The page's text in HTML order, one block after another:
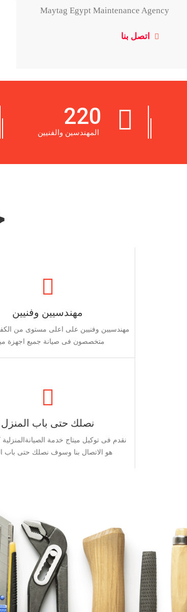
Maytag Egypt Maintenance Agency
220
المهندسين والفنيين
مهندسيين وفنيين
مهندسيين وفنيين على اعلى مستوى من
متخصصون فى صيانة جميع اجهزة
نصلك حتى باب المنزل
نقدم فى توكيل ميتاج خدمة
هو الاتصال بنا وسوف نصلك حتى باب